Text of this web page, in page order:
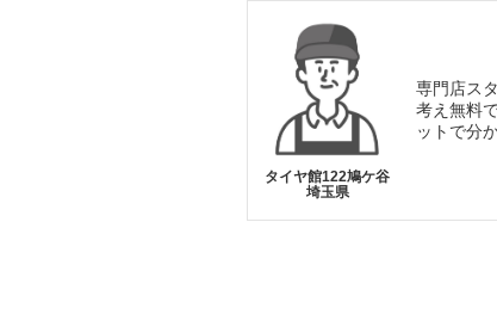
タイヤ館122鳩ケ谷
埼玉県
専門店ス
考え無料
ットで分